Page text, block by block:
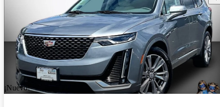
¡Nuevo!